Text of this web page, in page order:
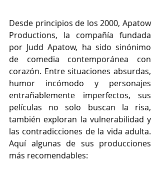
Desde principios de los 2000, Apatow
Productions, la compañía fundada
por Judd Apatow, ha sido sinónimo
de comedia contemporánea con
corazón. Entre situaciones absurdas,
humor incómodo y personajes
entrañablemente imperfectos, sus
películas no solo buscan la risa,
también exploran la vulnerabilidad y
las contradicciones de la vida adulta.
Aquí algunas de sus producciones
más recomendables: